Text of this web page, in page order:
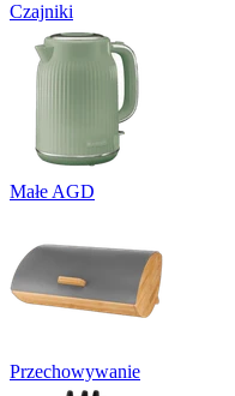
Czajniki
Małe AGD
Przechowywanie